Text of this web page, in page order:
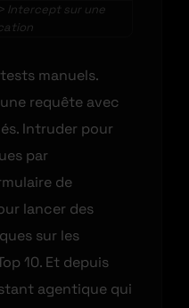
Intercept sur une
manuels.
requête avec
Intruder pour
par
de
lancer des
sur les
10. Et depuis
agentique qui